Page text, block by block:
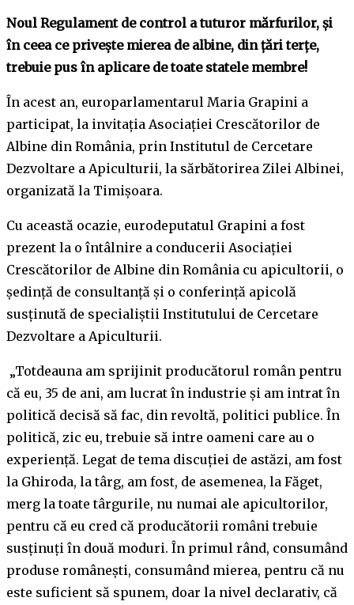
Noul Regulament de control a tuturor mărfurilor, și
în ceea ce privește mierea de albine, din țări terțe,
trebuie pus în aplicare de toate statele membre!
În acest an, europarlamentarul Maria Grapini a
participat, la invitația Asociației Crescătorilor de
Albine din România, prin Institutul de Cercetare
Dezvoltare a Apiculturii, la sărbătorirea Zilei Albinei,
organizată la Timișoara.
Cu această ocazie, eurodeputatul Grapini a fost
prezent la o întâlnire a conducerii Asociației
Crescătorilor de Albine din România cu apicultorii, o
ședință de consultanță și o conferință apicolă
susținută de specialiștii Institutului de Cercetare
Dezvoltare a Apiculturii.
„Totdeauna am sprijinit producătorul român pentru
că eu, 35 de ani, am lucrat în industrie și am intrat în
politică decisă să fac, din revoltă, politici publice. În
politică, zic eu, trebuie să intre oameni care au o
experiență. Legat de tema discuției de astăzi, am fost
la Ghiroda, la târg, am fost, de asemenea, la Făget,
merg la toate târgurile, nu numai ale apicultorilor,
pentru că eu cred că producătorii români trebuie
susținuți în două moduri. În primul rând, consumând
produse românești, consumând mierea, pentru că nu
este suficient să spunem, doar la nivel declarativ, că